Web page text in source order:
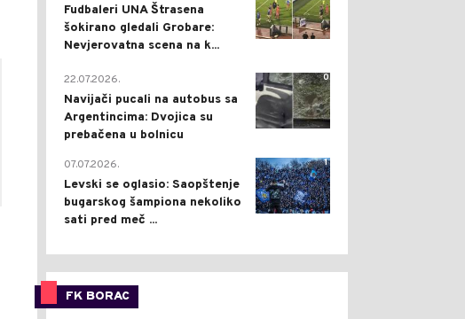
Fudbaleri UNA Štrasena
šokirano gledali Grobare:
Nevjerovatna scena na k...
0
22.07.2026.
Navijači pucali na autobus sa
Argentincima: Dvojica su
prebačena u bolnicu
1
07.07.2026.
Levski se oglasio: Saopštenje
bugarskog šampiona nekoliko
sati pred meč ...
FK BORAC